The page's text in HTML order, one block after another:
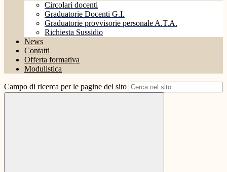
Circolari docenti
Graduatorie Docenti G.I.
Graduatorie provvisorie personale A.T.A.
Richiesta Sussidio
News
Contatti
Offerta formativa
Modulistica
Campo di ricerca per le pagine del sito